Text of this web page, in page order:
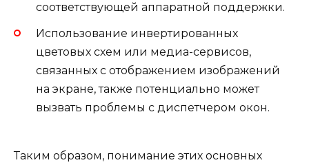
соответствующей аппаратной поддержки.
Использование инвертированных
цветовых схем или медиа-сервисов,
связанных с отображением изображений
на экране, также потенциально может
вызвать проблемы с диспетчером окон.
Таким образом, понимание этих основных